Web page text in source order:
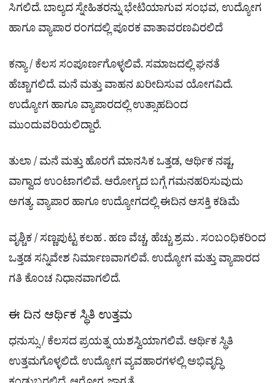
ಸಿಗಲಿದೆ. ಬಾಲ್ಯದ ಸ್ನೇಹಿತರನ್ನು ಭೇಟಿಯಾಗುವ ಸಂಭವ, ಉದ್ಯೋಗ
ಹಾಗೂ ವ್ಯಾಪಾರ ರಂಗದಲ್ಲಿ ಪೂರಕ ವಾತಾವರಣವಿರಲಿದೆ
ಕನ್ಯಾ / ಕೆಲಸ ಸಂಪೂರ್ಣಗೊಳ್ಳಲಿವೆ. ಸಮಾಜದಲ್ಲಿ ಘನತೆ
ಹೆಚ್ಚಾಗಲಿದೆ. ಮನೆ ಮತ್ತು ವಾಹನ ಖರೀದಿಸುವ ಯೋಗವಿದೆ.
ಉದ್ಯೋಗ ಹಾಗೂ ವ್ಯಾಪಾರದಲ್ಲಿ ಉತ್ಸಾಹದಿಂದ
ಮುಂದುವರಿಯಲಿದ್ದಾರೆ.
ತುಲಾ / ಮನೆ ಮತ್ತು ಹೊರಗೆ ಮಾನಸಿಕ ಒತ್ತಡ, ಆರ್ಥಿಕ ನಷ್ಟ,
ವಾಗ್ವಾದ ಉಂಟಾಗಲಿವೆ. ಆರೋಗ್ಯದ ಬಗ್ಗೆ ಗಮನಹರಿಸುವುದು
ಅಗತ್ಯ. ವ್ಯಾಪಾರ ಹಾಗೂ ಉದ್ಯೋಗದಲ್ಲಿ ಈದಿನ ಆಸಕ್ತಿ ಕಡಿಮೆ
ವೃಶ್ಚಿಕ / ಸಣ್ಣಪುಟ್ಟ ಕಲಹ . ಹಣ ವೆಚ್ಚ, ಹೆಚ್ಚು ಶ್ರಮ . ಸಂಬಂಧಿಕರಿಂದ
ಒತ್ತಡ ಸನ್ನಿವೇಶ ನಿರ್ಮಾಣವಾಗಲಿವೆ. ಉದ್ಯೋಗ ಮತ್ತು ವ್ಯಾಪಾರದ
ಗತಿ ಕೊಂಚ ನಿಧಾನವಾಗಲಿದೆ.
ಈ ದಿನ ಆರ್ಥಿಕ ಸ್ಥಿತಿ ಉತ್ತಮ
ಧನುಸ್ಸು / ಕೆಲಸದ ಪ್ರಯತ್ನ ಯಶಸ್ವಿಯಾಗಲಿವೆ. ಆರ್ಥಿಕ ಸ್ಥಿತಿ
ಉತ್ತಮಗೊಳ್ಳಲಿದೆ. ಉದ್ಯೋಗ ವ್ಯವಹಾರಗಳಲ್ಲಿ ಅಭಿವೃದ್ಧಿ